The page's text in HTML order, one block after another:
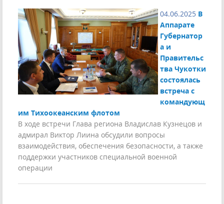
04.06.2025 В
Аппарате
Губернатор
а и
Правительс
тва Чукотки
состоялась
встреча с
командующ
им Тихоокеанским флотом
В ходе встречи Глава региона Владислав Кузнецов и
адмирал Виктор Лиина обсудили вопросы
взаимодействия, обеспечения безопасности, а также
поддержки участников специальной военной
операции